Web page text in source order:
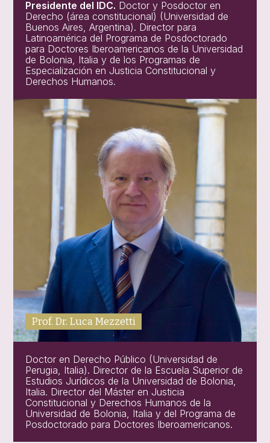
Presidente del IDC. Doctor y Posdoctor en
Derecho (área constitucional) (Universidad de
Buenos Aires, Argentina). Director para
Latinoamérica del Programa de Posdoctorado
para Doctores Iberoamericanos de la Universidad
de Bolonia, Italia y de los Programas de
Especialización en Justicia Constitucional y
Derechos Humanos.
Prof. Dr. Luca Mezzetti
Doctor en Derecho Público (Universidad de
Perugia, Italia). Director de la Escuela Superior de
Estudios Jurídicos de la Universidad de Bolonia,
Italia. Director del Máster en Justicia
Constitucional y Derechos Humanos de la
Universidad de Bolonia, Italia y del Programa de
Posdoctorado para Doctores Iberoamericanos.